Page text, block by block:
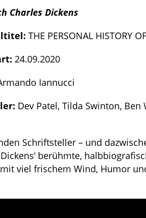
Charles Dickens
THE PERSONAL HISTORY
24.09.2020
Iannucci
Dev Patel, Tilda Swinton,
Schriftsteller – und
berühmte,
mit viel frischem Wind, Humor